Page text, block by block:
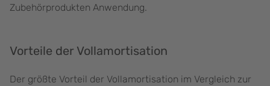
Zubehörprodukten Anwendung.
Vorteile der Vollamortisation
Der größte Vorteil der Vollamortisation im Vergleich zur